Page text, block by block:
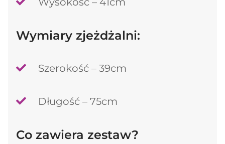
Wymiary zjeżdżalni:
Szerokość – 39cm
Długość – 75cm
Co zawiera zestaw?